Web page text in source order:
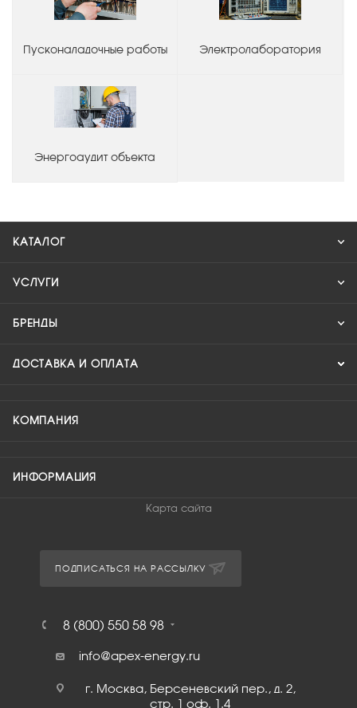
Пусконаладочные работы Электролаборатория
Энергоаудит объекта
КАТАЛОГ
УСЛУГИ
БРЕНДЫ
ДОСТАВКА И ОПЛАТА
КОМПАНИЯ
ИНФОРМАЦИЯ
Карта сайта
ПОДПИСАТЬСЯ НА РАССЫЛКУ
8 (800) 550 58 98
info@apex-energy.ru
г. Москва, Берсеневский пер., д. 2,
стр. 1 оф. 1.4